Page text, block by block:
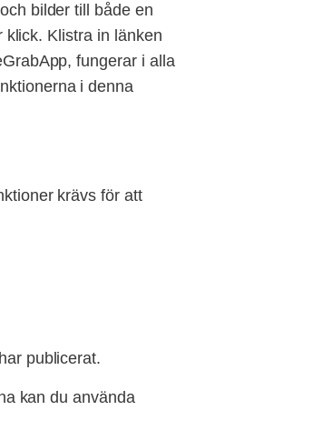
bilder till både en
Klistra in länken
fungerar i alla
i denna
krävs för att
publicerat.
kan du använda